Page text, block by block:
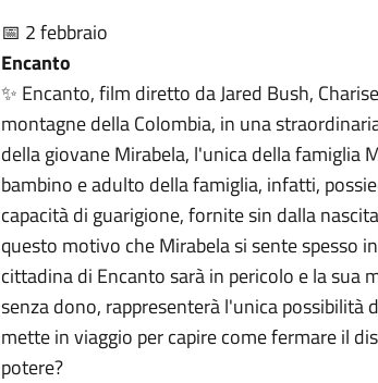
📅 2 febbraio
Encanto
✨ Encanto, film diretto da Jared Bush,
montagne della Colombia, in una
della giovane Mirabela, l'unica della famiglia
bambino e adulto della famiglia, infatti,
capacità di guarigione, fornite sin dalla
questo motivo che Mirabela si sente spesso
cittadina di Encanto sarà in pericolo e la sua
senza dono, rappresenterà l'unica possibilità
mette in viaggio per capire come fermare il
potere?